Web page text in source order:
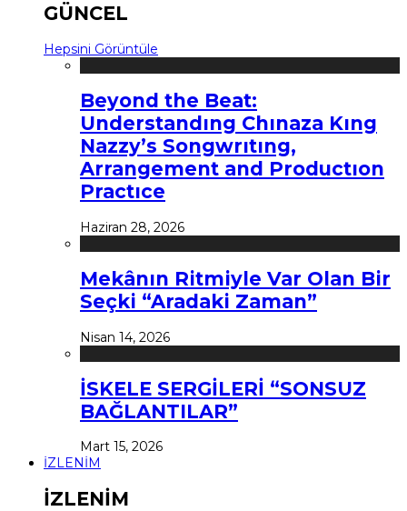
GÜNCEL
Hepsini Görüntüle
Beyond the Beat:
Understandıng Chınaza Kıng
Nazzy’s Songwrıtıng,
Arrangement and Productıon
Practıce
Haziran 28, 2026
Mekânın Ritmiyle Var Olan Bir
Seçki “Aradaki Zaman”
Nisan 14, 2026
İSKELE SERGİLERİ “SONSUZ
BAĞLANTILAR”
Mart 15, 2026
İZLENİM
İZLENİM